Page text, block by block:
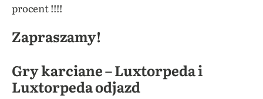
procent !!!!
Zapraszamy!
Gry karciane – Luxtorpeda i
Luxtorpeda odjazd